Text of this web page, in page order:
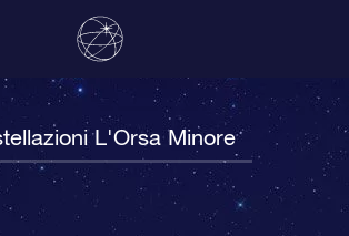
L'Orsa Minore